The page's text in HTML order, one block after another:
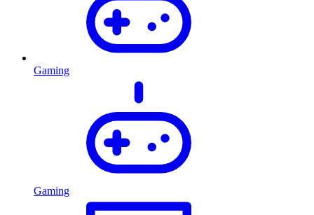
Gaming
Gaming